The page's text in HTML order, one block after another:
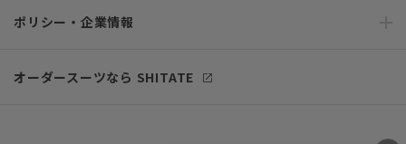
ポリシー・企業情報
オーダースーツなら SHITATE